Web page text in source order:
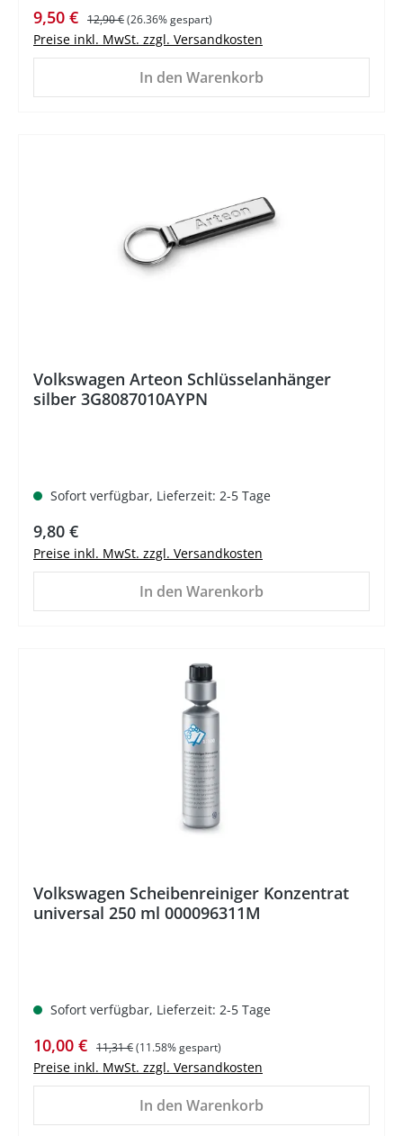
Verkaufspreis:
9,50 € Regulärer Preis:
12,90 €(26.36% gespart)
Preise inkl. MwSt. zzgl. Versandkosten
In den Warenkorb
Volkswagen Arteon Schlüsselanhänger
silber 3G8087010AYPN
Sofort verfügbar, Lieferzeit: 2-5 Tage
Regulärer Preis:
9,80 €
Preise inkl. MwSt. zzgl. Versandkosten
In den Warenkorb
Volkswagen Scheibenreiniger Konzentrat
universal 250 ml 000096311M
Sofort verfügbar, Lieferzeit: 2-5 Tage
Verkaufspreis:
10,00 € Regulärer Preis:
11,31 €(11.58% gespart)
Preise inkl. MwSt. zzgl. Versandkosten
In den Warenkorb